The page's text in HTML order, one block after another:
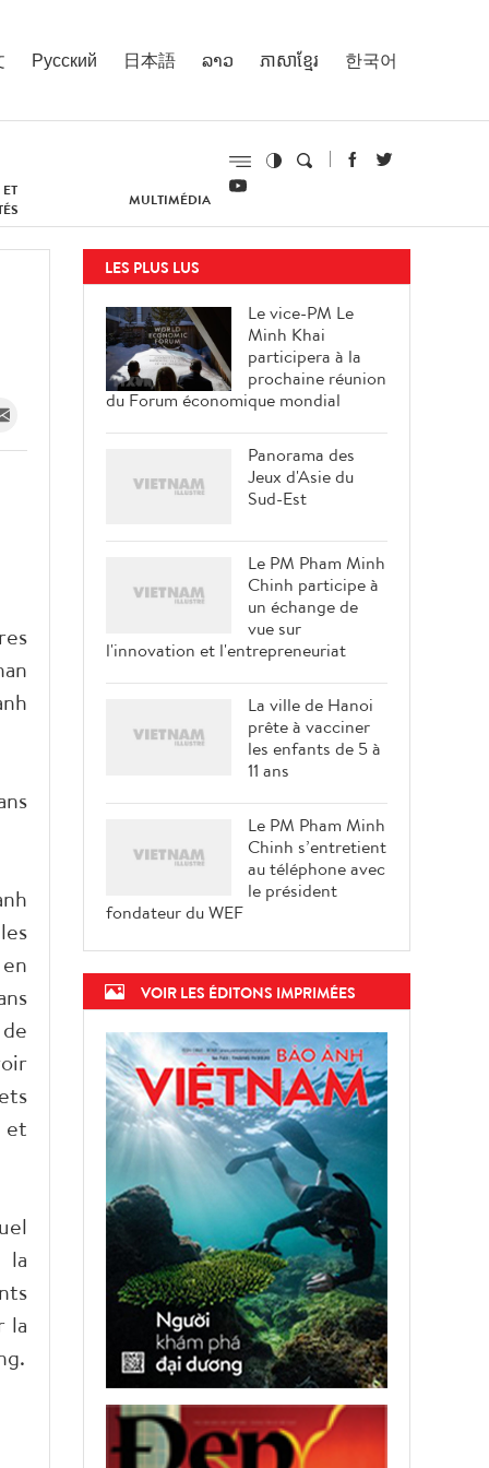
Русский 日本語 ລາວ ភាសាខ្មែរ 한국어
MULTIMÉDIA
la
la
LES PLUS LUS
Le vice-PM Le
Minh Khai
participera à la
prochaine réunion
du Forum économique mondial
Panorama des
Jeux d'Asie du
Sud-Est
Le PM Pham Minh
Chinh participe à
un échange de
vue sur
l'innovation et l'entrepreneuriat
La ville de Hanoi
prête à vacciner
les enfants de 5 à
11 ans
Le PM Pham Minh
Chinh s’entretient
au téléphone avec
le président
fondateur du WEF
VOIR LES ÉDITONS IMPRIMÉES